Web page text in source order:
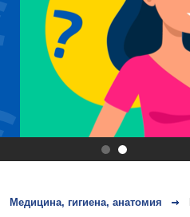
.
Медицина, гигиена, анатомия